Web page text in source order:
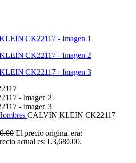
CALVIN KLEIN CK22117
El precio original era:
actual es: L3,680.00.